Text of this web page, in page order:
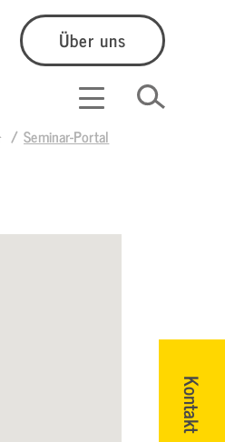
Über uns
Seminar-Portal
Kontakt